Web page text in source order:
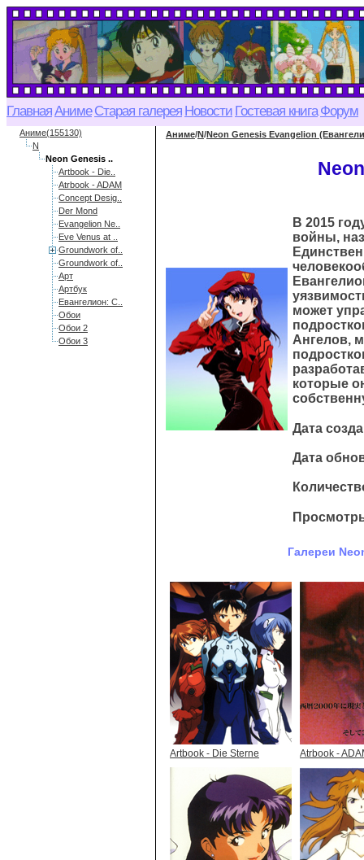
ГлавнаяАниме Старая галерея Новости Гостевая книга Форум
Аниме(155130)
N
Neon Genesis ..
Artbook - Die..
Atrbook - ADAM
Concept Desig..
Der Mond
Evangelion Ne..
Eve Venus at ..
Groundwork of..
Groundwork of..
Арт
Артбук
Евангелион: С..
Обои
Обои 2
Обои 3
Аниме/N/Neon Genesis Evangelion
В 2015
войны,
может
Ангелов,
которые
Дата
Дата
Галереи
Artbook - Die Sterne Atrbook -